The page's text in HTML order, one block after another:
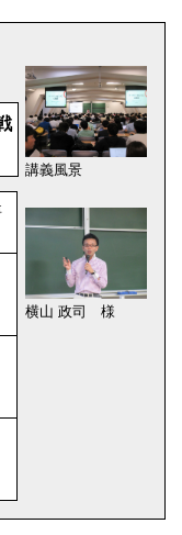
講義風景
横山 政司 様